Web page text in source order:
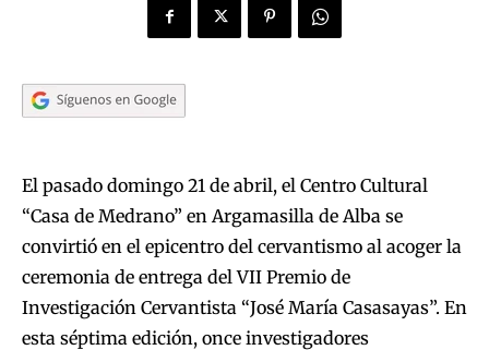
El pasado domingo 21 de abril, el Centro Cultural
“Casa de Medrano” en Argamasilla de Alba se
convirtió en el epicentro del cervantismo al acoger la
ceremonia de entrega del VII Premio de
Investigación Cervantista “José María Casasayas”. En
esta séptima edición, once investigadores